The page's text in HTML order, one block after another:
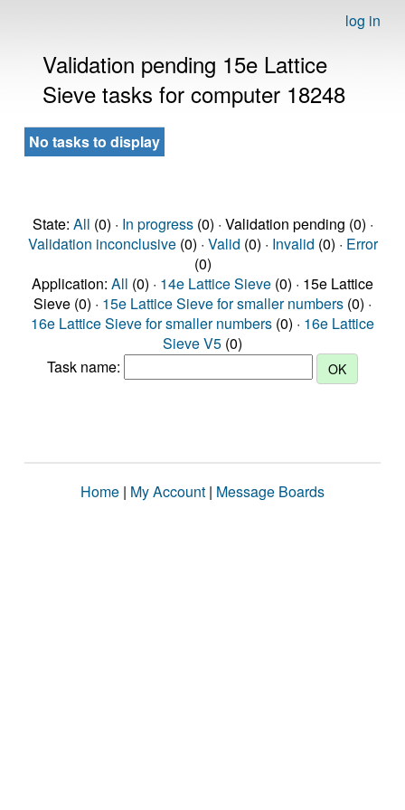
log in
Validation pending 15e Lattice
Sieve tasks for computer 18248
No tasks to display
State: All (0) · In progress(0) · Validation pending (0) ·
Validation inconclusive(0) · Valid (0) · Invalid (0) · Error
(0)
Application: All (0) · 14e Lattice Sieve (0) · 15e Lattice
Sieve (0) · 15e Lattice Sieve for smaller numbers (0) ·
16e Lattice Sieve for smaller numbers (0) · 16e Lattice
Sieve V5 (0)
Task name:
Home | My Account | Message Boards